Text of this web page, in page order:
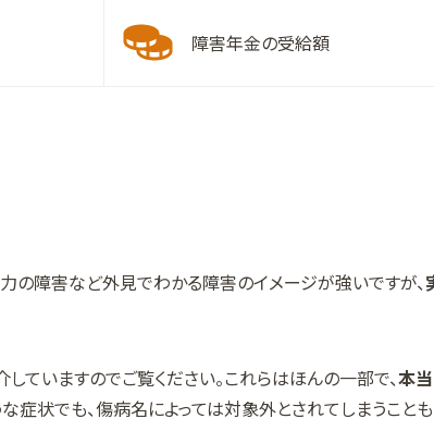
障害年金の受給額
の障害など外見でわかる障害のイメージが強いですが、
いますのでご覧ください。これらはほんの一部で、本
症状でも、傷病名によっては対象外とされてしまうこと